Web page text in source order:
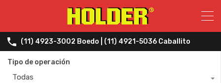
(11) 4923-3002 Boedo | (11) 4921-5036 Caballito
Tipo de operación
Todas